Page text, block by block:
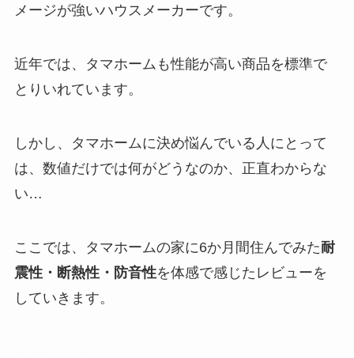
メージが強いハウスメーカーです。
近年では、タマホームも性能が高い商品を標準で
とりいれています。
しかし、タマホームに決め悩んでいる人にとって
は、数値だけでは何がどうなのか、正直わからな
い…
ここでは、タマホームの家に6か月間住んでみた耐
震性・断熱性・防音性を体感で感じたレビューを
していきます。